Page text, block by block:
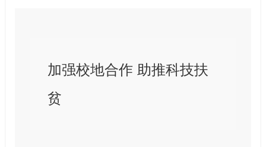
加强校地合作 助推科技扶
贫